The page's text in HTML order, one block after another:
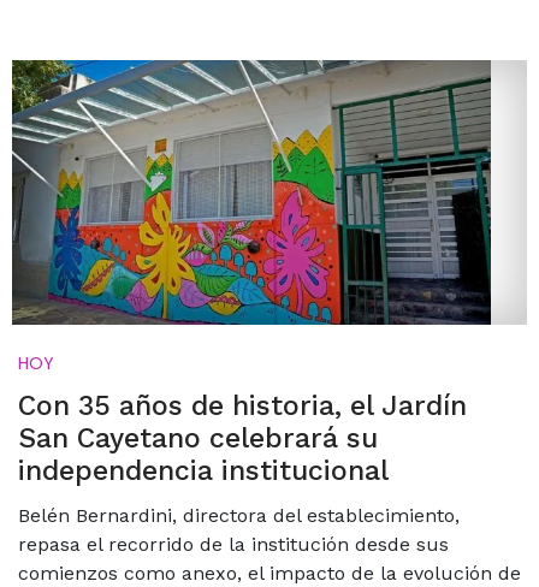
HOY
Con 35 años de historia, el Jardín
San Cayetano celebrará su
independencia institucional
Belén Bernardini, directora del establecimiento,
repasa el recorrido de la institución desde sus
comienzos como anexo, el impacto de la evolución de